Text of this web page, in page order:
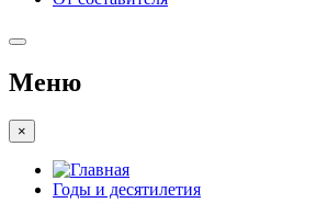
Меню
×
Годы и десятилетия